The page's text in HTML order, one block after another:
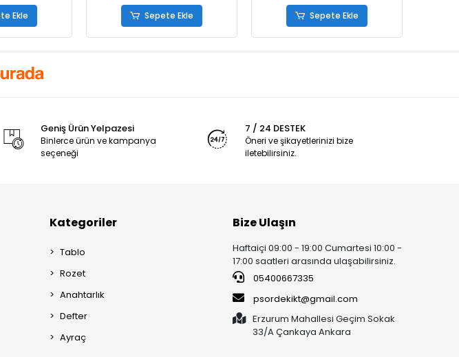
Ekle Sepete Ekle Sepete Ekle
Geniş Ürün Yelpazesi
Binlerce ürün ve kampanya
seçeneği
7 / 24 DESTEK
Öneri ve şikayetlerinizi bize
iletebilirsiniz.
Kategoriler
Tablo
Rozet
Anahtarlık
Defter
Ayraç
Bize Ulaşın
Haftaiçi 09:00 - 19:00 Cumartesi 10:00 -
17:00 saatleri arasında ulaşabilirsiniz.
05400667335
psordekikt@gmail.com
Erzurum Mahallesi Geçim Sokak
33/A Çankaya Ankara